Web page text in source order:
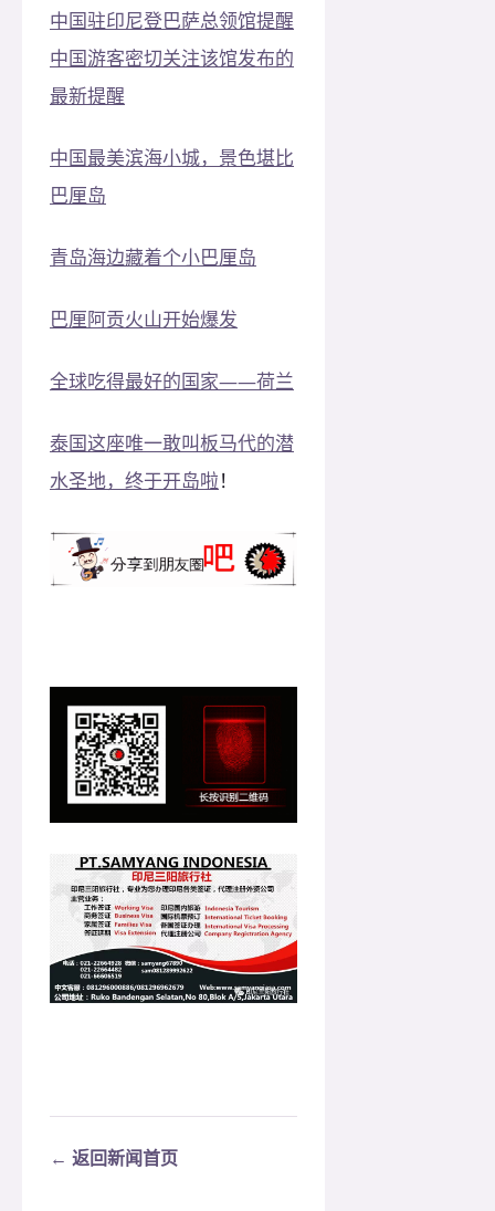
中国驻印尼登巴萨总领馆提醒
中国游客密切关注该馆发布的
最新提醒
中国最美滨海小城，景色堪比
巴厘岛
青岛海边藏着个小巴厘岛
巴厘阿贡火山开始爆发
全球吃得最好的国家——荷兰
泰国这座唯一敢叫板马代的潜
水圣地，终于开岛啦！
← 返回新闻首页